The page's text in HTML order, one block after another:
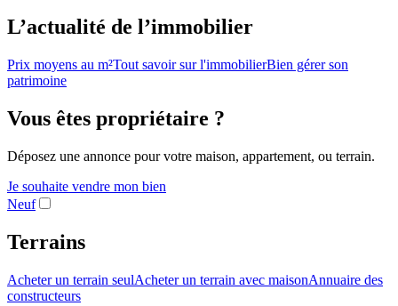
L’actualité de l’immobilier
Prix moyens au m²Tout savoir sur l'immobilierBien gérer son
patrimoine
Vous êtes propriétaire ?
Déposez une annonce pour votre maison, appartement, ou terrain.
Je souhaite vendre mon bien
Neuf
Terrains
Acheter un terrain seulAcheter un terrain avec maisonAnnuaire des
constructeurs